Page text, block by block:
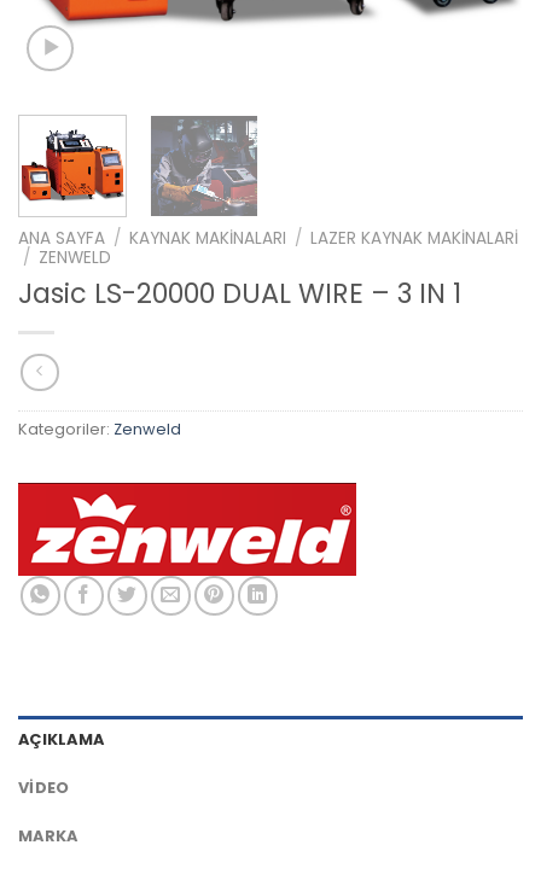
ANA SAYFA / KAYNAK MAKINALARI / LAZER KAYNAK MAKINALARI
/ ZENWELD
Jasic LS-20000 DUAL WIRE – 3 IN 1
Kategoriler: Zenweld
AÇIKLAMA
VIDEO
MARKA